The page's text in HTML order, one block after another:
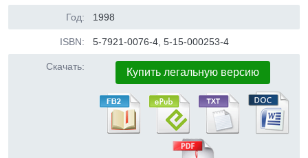
Год: 1998
ISBN: 5-7921-0076-4, 5-15-000253-4
Скачать: Купить легальную версию